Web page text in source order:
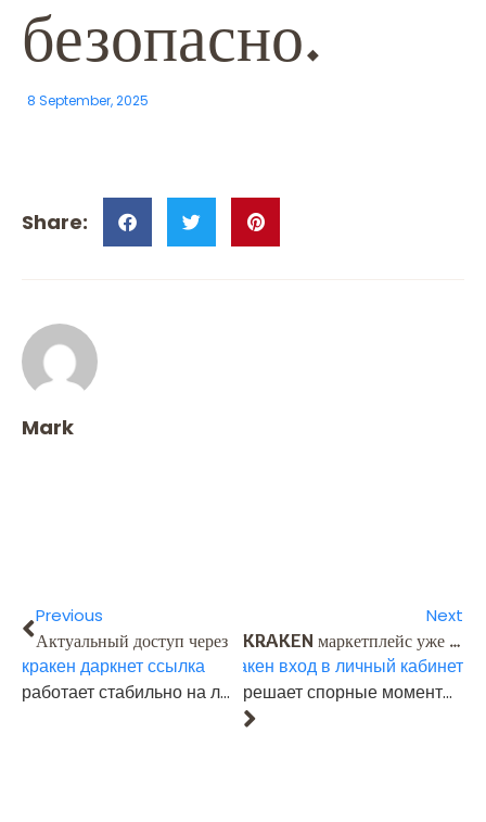
безопасно.
8 September, 2025
Mark
Previous
Актуальный доступ через
кракен даркнет ссылка
работает стабильно на любых устройствах. Все проверенные ссылки обновляются ежедневно, что гарантирует надежность и безопасность входа. Даже при блокировках подключение остается быстрым и удобным.
Next
KRAKEN маркетплейс уже давно считается одной из самых удобных и надёжных площадок. Официальный работает стабильно, доступ не пропадает, а зеркала всегда обновляются вовремя. Поддержка отвечает быстро,
кракен вход в личный кабинет
решает спорные моменты честно. Покупки проходят без задержек, криптоплатежи принимаются моментально. Многие отмечают и ассортимент — здесь можно найти как привычные сервисы, так и редкие товары. Всё это делает KRAKEN местом, которому доверяют тысячи пользователей.